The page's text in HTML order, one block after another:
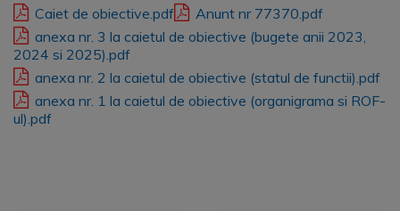
Caiet de obiective.pdf
Anunt nr 77370.pdf
anexa nr. 3 la caietul de obiective (bugete anii 2023,
2024 si 2025).pdf
anexa nr. 2 la caietul de obiective (statul de functii).pdf
anexa nr. 1 la caietul de obiective (organigrama si ROF-
ul).pdf